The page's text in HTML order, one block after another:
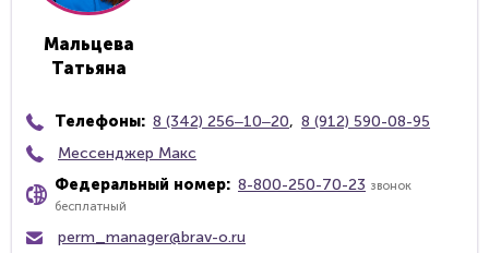
Мальцева
Татьяна
Телефоны: 8 (342) 256‒10‒20, 8 (912) 590-08-95
Мессенджер Макс
Федеральный номер: 8-800-250-70-23 звонок
бесплатный
perm_manager@brav-o.ru